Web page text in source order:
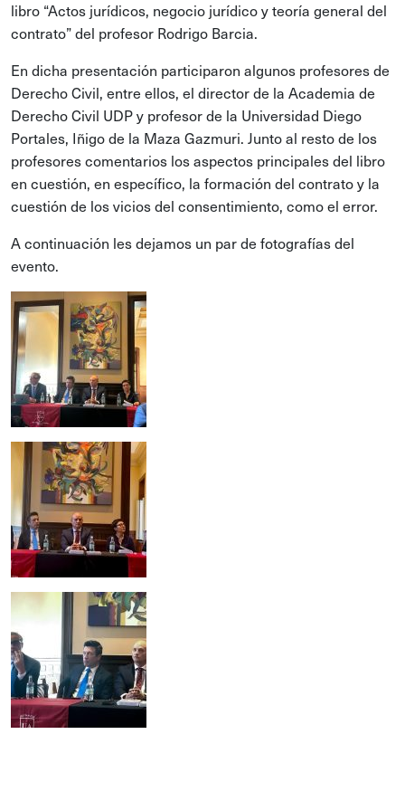
libro “Actos jurídicos, negocio jurídico y teoría general del
contrato” del profesor Rodrigo Barcia.
En dicha presentación participaron algunos profesores de
Derecho Civil, entre ellos, el director de la Academia de
Derecho Civil UDP y profesor de la Universidad Diego
Portales, Iñigo de la Maza Gazmuri. Junto al resto de los
profesores comentarios los aspectos principales del libro
en cuestión, en específico, la formación del contrato y la
cuestión de los vicios del consentimiento, como el error.
A continuación les dejamos un par de fotografías del
evento.